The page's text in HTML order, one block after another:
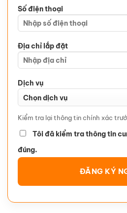
Số điện thoại
Địa chỉ lắp đặt
Dịch vụ
Kiểm tra lại thông tin chính xác
Tôi đã kiểm tra thông tin
đúng.